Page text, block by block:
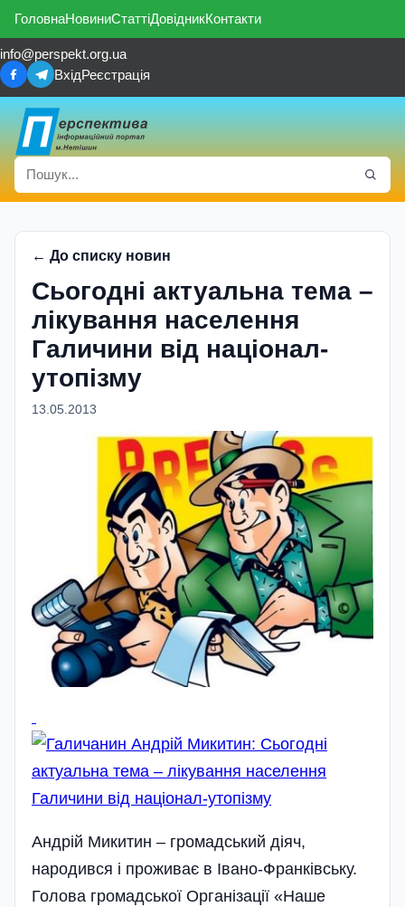
ГоловнаНовиниСтаттіДовідникКонтакти
info@perspekt.org.ua
ВхідРеєстрація
← До списку новин
Сьогодні актуальна тема –
лікування населення
Галичини від націонал-
утопізму
13.05.2013
Андрій Микитин – громадський діяч,
народився і проживає в Івано-Франківську.
Голова громадської Організації «Наше